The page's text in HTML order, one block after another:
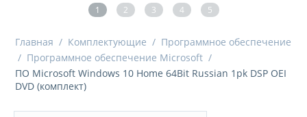
1 2 3 4 5
Главная / Комплектующие / Программное обеспечение
/ Программное обеспечение Microsoft /
ПО Microsoft Windows 10 Home 64Bit Russian 1pk DSP OEI
DVD (комплект)